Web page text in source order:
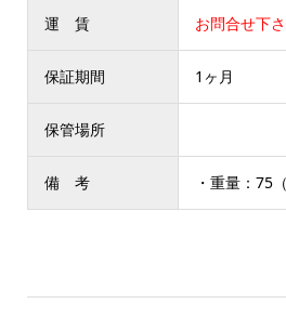
運 賃 お問合せ下
保証期間 1ヶ月
保管場所
備 考 ・重量：75